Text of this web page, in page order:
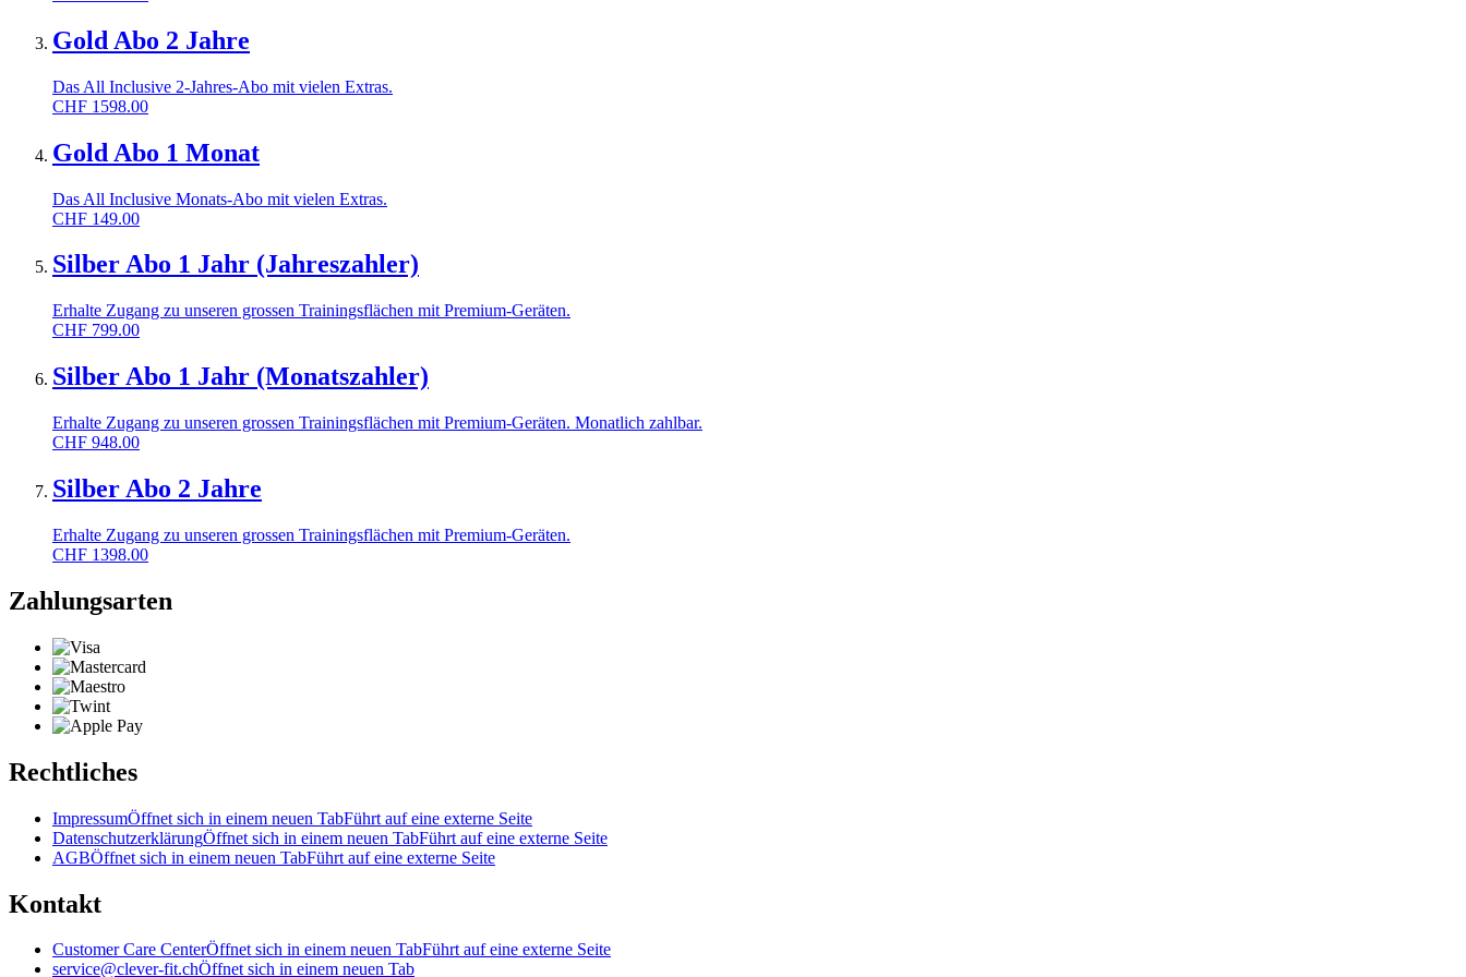
Gold Abo 2 Jahre
Das All Inclusive 2-Jahres-Abo mit vielen Extras.
CHF 1598.00
Gold Abo 1 Monat
Das All Inclusive Monats-Abo mit vielen Extras.
CHF 149.00
Silber Abo 1 Jahr (Jahreszahler)
Erhalte Zugang zu unseren grossen Trainingsflächen mit Premium-Geräten.
CHF 799.00
Silber Abo 1 Jahr (Monatszahler)
Erhalte Zugang zu unseren grossen Trainingsflächen mit Premium-Geräten. Monatlich zahlbar.
CHF 948.00
Silber Abo 2 Jahre
Erhalte Zugang zu unseren grossen Trainingsflächen mit Premium-Geräten.
CHF 1398.00
Zahlungsarten
Rechtliches
ImpressumÖffnet sich in einem neuen TabFührt auf eine externe Seite
DatenschutzerklärungÖffnet sich in einem neuen TabFührt auf eine externe Seite
AGBÖffnet sich in einem neuen TabFührt auf eine externe Seite
Kontakt
Customer Care CenterÖffnet sich in einem neuen TabFührt auf eine externe Seite
service@clever-fit.chÖffnet sich in einem neuen Tab